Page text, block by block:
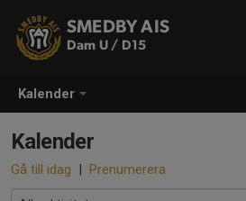
Kalender
SMEDBY AIS
Dam U / D15
Kalender
Gå till idag | Prenumerera